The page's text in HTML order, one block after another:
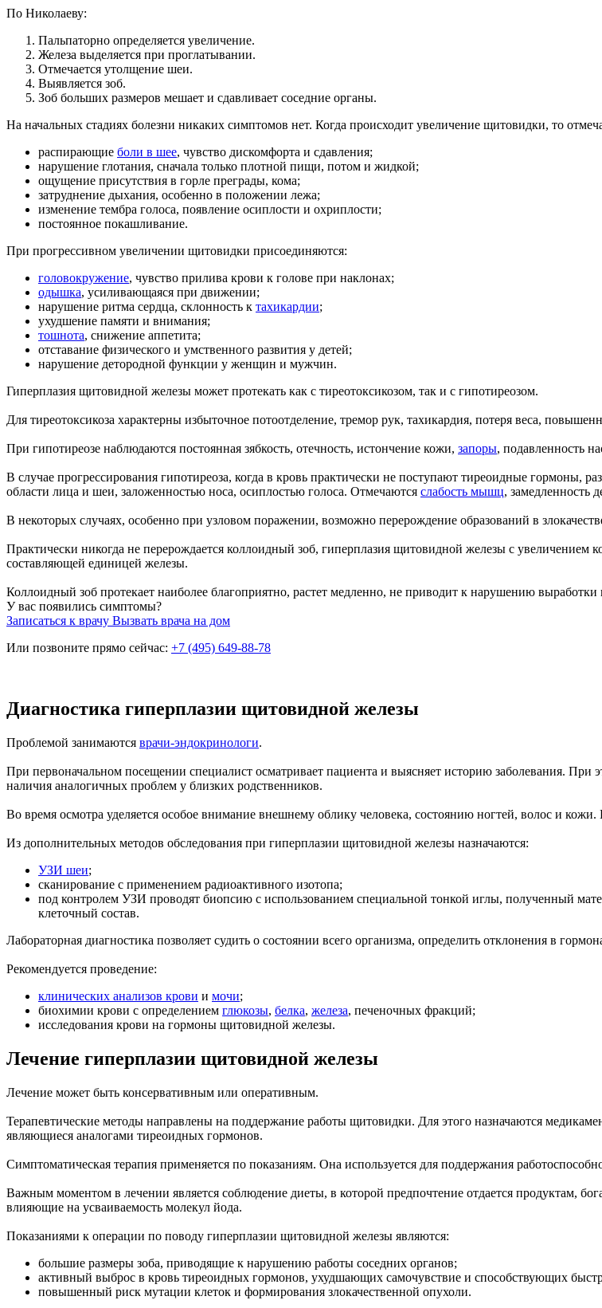
По Николаеву:
Пальпаторно определяется увеличение.
Железа выделяется при проглатывании.
Отмечается утолщение шеи.
Выявляется зоб.
Зоб больших размеров мешает и сдавливает соседние органы.
На начальных стадиях болезни никаких симптомов нет. Когда происходит увеличение щитовидки, то
распирающие боли в шее, чувство дискомфорта и сдавления;
нарушение глотания, сначала только плотной пищи, потом и жидкой;
ощущение присутствия в горле преграды, кома;
затруднение дыхания, особенно в положении лежа;
изменение тембра голоса, появление осиплости и охриплости;
постоянное покашливание.
При прогрессивном увеличении щитовидки присоединяются:
головокружение, чувство прилива крови к голове при наклонах;
одышка, усиливающаяся при движении;
нарушение ритма сердца, склонность к тахикардии;
ухудшение памяти и внимания;
тошнота, снижение аппетита;
отставание физического и умственного развития у детей;
нарушение детородной функции у женщин и мужчин.
Гиперплазия щитовидной железы может протекать как с тиреотоксикозом, так и с гипотиреозом.
Для тиреотоксикоза характерны избыточное потоотделение, тремор рук, тахикардия, потеря веса,
При гипотиреозе наблюдаются постоянная зябкость, отечность, истончение кожи, запоры, подавленность
В случае прогрессирования гипотиреоза, когда в кровь практически не поступают тиреоидные гормоны,
области лица и шеи, заложенностью носа, осиплостью голоса. Отмечаются слабость мышц, замедленность
В некоторых случаях, особенно при узловом поражении, возможно перерождение образований в
Практически никогда не перерождается коллоидный зоб, гиперплазия щитовидной железы с увеличением
составляющей единицей железы.
Коллоидный зоб протекает наиболее благоприятно, растет медленно, не приводит к нарушению выработки
У вас появились симптомы?
Записаться к врачу Вызвать врача на дом
Или позвоните прямо сейчас: +7 (495) 649-88-78
Диагностика гиперплазии щитовидной железы
Проблемой занимаются врачи-эндокринологи.
При первоначальном посещении специалист осматривает пациента и выясняет историю заболевания. При
наличия аналогичных проблем у близких родственников.
Во время осмотра уделяется особое внимание внешнему облику человека, состоянию ногтей, волос и
Из дополнительных методов обследования при гиперплазии щитовидной железы назначаются:
УЗИ шеи;
сканирование с применением радиоактивного изотопа;
под контролем УЗИ проводят биопсию с использованием специальной тонкой иглы, полученный
клеточный состав.
Лабораторная диагностика позволяет судить о состоянии всего организма, определить отклонения в
Рекомендуется проведение:
клинических анализов крови и мочи;
биохимии крови с определением глюкозы, белка, железа, печеночных фракций;
исследования крови на гормоны щитовидной железы.
Лечение гиперплазии щитовидной железы
Лечение может быть консервативным или оперативным.
Терапевтические методы направлены на поддержание работы щитовидки. Для этого назначаются
являющиеся аналогами тиреоидных гормонов.
Симптоматическая терапия применяется по показаниям. Она используется для поддержания
Важным моментом в лечении является соблюдение диеты, в которой предпочтение отдается продуктам,
влияющие на усваиваемость молекул йода.
Показаниями к операции по поводу гиперплазии щитовидной железы являются:
большие размеры зоба, приводящие к нарушению работы соседних органов;
активный выброс в кровь тиреоидных гормонов, ухудшающих самочувствие и способствующих
повышенный риск мутации клеток и формирования злокачественной опухоли.